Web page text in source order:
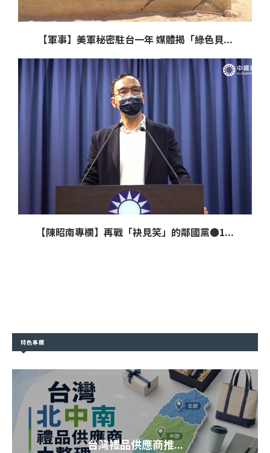
【軍事】美軍秘密駐台一年 媒體揭「綠色貝...
【陳昭南專欄】再戰「袂見笑」的鄰國黨●1...
特色專欄
台灣禮品供應商推...